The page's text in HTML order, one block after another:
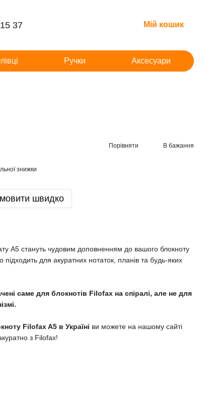
37 Мій кошик
Ручки Аксесуари
Порівняти В бажання
знижки
швидко
A5 стануть чудовим доповненням до вашого блокноту
підходить для акуратних нотаток, планів та будь-яких
саме для блокнотів Filofax на спіралі, але не для
Filofax A5 в Україні ви можете на нашому сайті
з Filofax!